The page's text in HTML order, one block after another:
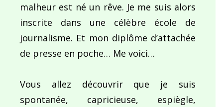
malheur est né un rêve. Je me suis alors
inscrite dans une célèbre école de
journalisme. Et mon diplôme d’attachée
de presse en poche… Me voici…
Vous allez découvrir que je suis
spontanée, capricieuse, espiègle,